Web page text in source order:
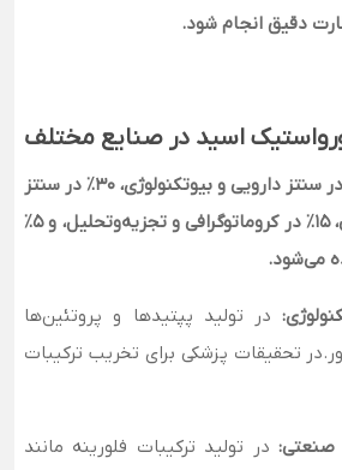
دقیق انجام شود.
اسید در صنایع مختلف
در کل، 50٪ از این ماده در سنتز دارویی و بیوتکنولوژی، 30٪ در سنتز
مواد شیمیایی و صنعتی، 15٪ در کروماتوگرافی و تجزیه‌وتحلیل، و 5٪
می‌شود.
در تولید پپتیدها و پروتئین‌ها
تحقیقات پزشکی برای تخریب ترکیبات
صنعتی: در تولید ترکیبات فلورینه مانند